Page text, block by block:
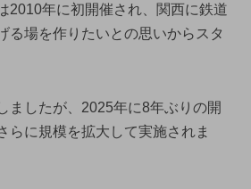
2010年に初開催され、関西に鉄道
る場を作りたいとの思いからスタ
ましたが、2025年に8年ぶりの開
らに規模を拡大して実施されま